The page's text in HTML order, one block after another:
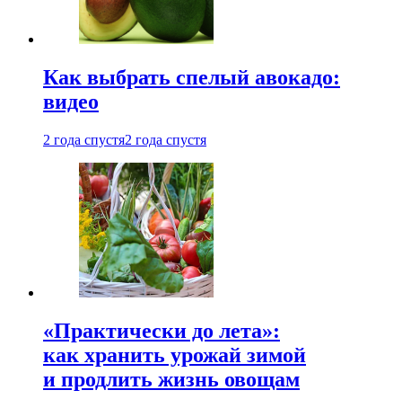
Как выбрать спелый авокадо:
видео
2 года спустя2 года спустя
«Практически до лета»:
как хранить урожай зимой
и продлить жизнь овощам